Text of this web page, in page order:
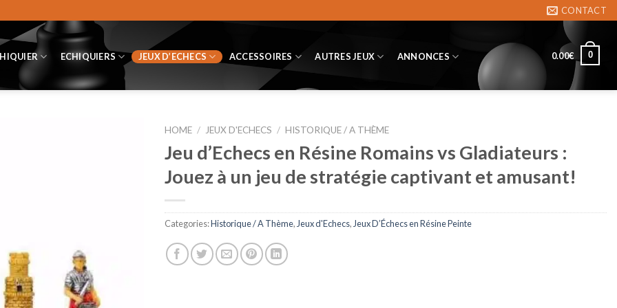
CONTACT
ECHIQUIERS JEUX D’ECHECS ACCESSOIRES AUTRES JEUX ANNONCES 0.00€ 0
HOME / JEUX D'ECHECS / HISTORIQUE / A THÈME
Jeu d’Echecs en Résine Romains vs Gladiateurs :
Jouez à un jeu de stratégie captivant et amusant!
Categories:Historique / A Thème, Jeux d'Echecs, Jeux D’Échecs en Résine Peinte